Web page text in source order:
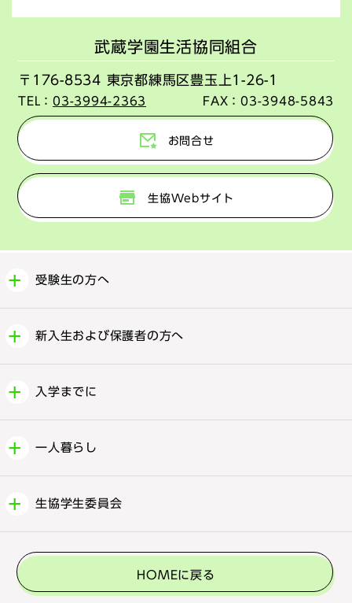
武蔵学園生活協同組合
〒176-8534 東京都練馬区豊玉上1-26-1
TEL： 03-3994-2363 FAX： 03-3948-5843
お問合せ
生協Webサイト
受験生の方へ
新入生および保護者の方へ
入学までに
一人暮らし
生協学生委員会
HOMEに戻る